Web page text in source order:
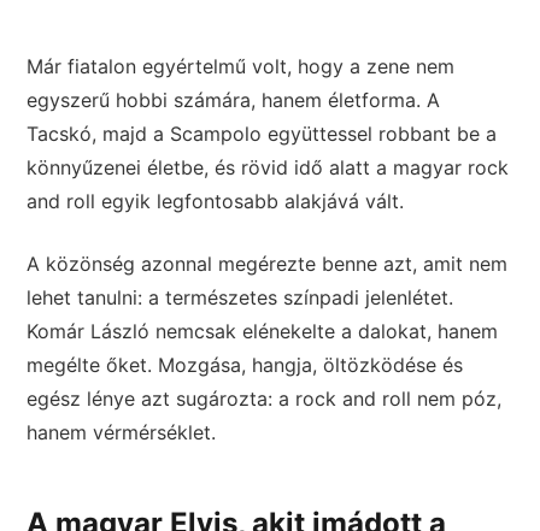
Már fiatalon egyértelmű volt, hogy a zene nem
egyszerű hobbi számára, hanem életforma. A
Tacskó, majd a Scampolo együttessel robbant be a
könnyűzenei életbe, és rövid idő alatt a magyar rock
and roll egyik legfontosabb alakjává vált.
A közönség azonnal megérezte benne azt, amit nem
lehet tanulni: a természetes színpadi jelenlétet.
Komár László nemcsak elénekelte a dalokat, hanem
megélte őket. Mozgása, hangja, öltözködése és
egész lénye azt sugározta: a rock and roll nem póz,
hanem vérmérséklet.
A magyar Elvis, akit imádott a